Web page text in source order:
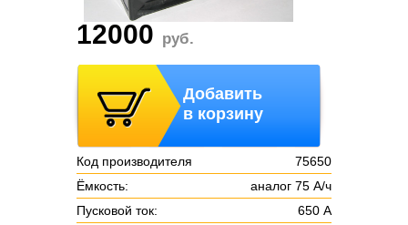
12000 руб.
Добавить
в корзину
Код производителя
75650
Ёмкость:
аналог 75 А/ч
Пусковой ток:
650 А